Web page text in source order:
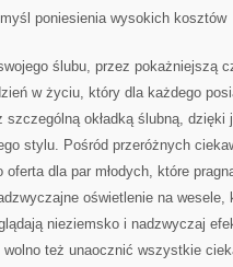
poniesienia wysokich kosztów
ślubu, przez pokażniejszą
w życiu, który dla każdego
okładką ślubną,
stylu. Pośród przeróżnych
oferta dla par młodych, które
oświetlenie na wesele,
nieziemsko i nadzwyczaj
też unaocznić wszystkie